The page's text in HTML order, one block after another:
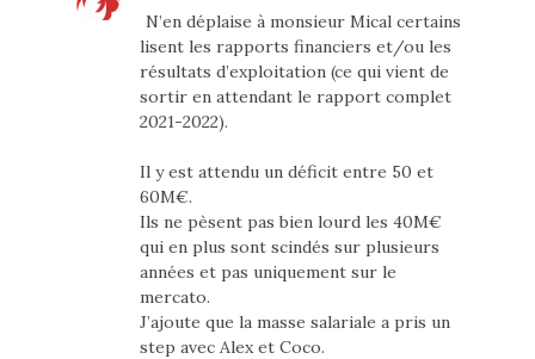
N’en déplaise à monsieur Mical certains
lisent les rapports financiers et/ou les
résultats d’exploitation (ce qui vient de
sortir en attendant le rapport complet
2021-2022).
Il y est attendu un déficit entre 50 et
60M€.
Ils ne pèsent pas bien lourd les 40M€
qui en plus sont scindés sur plusieurs
années et pas uniquement sur le
mercato.
J’ajoute que la masse salariale a pris un
step avec Alex et Coco.